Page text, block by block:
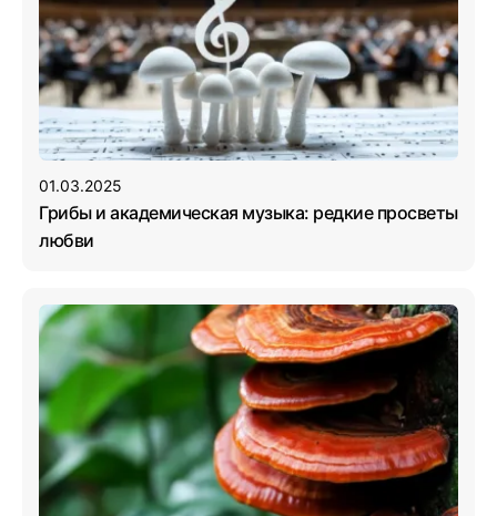
01.03.2025
Грибы и академическая музыка: редкие просветы
любви